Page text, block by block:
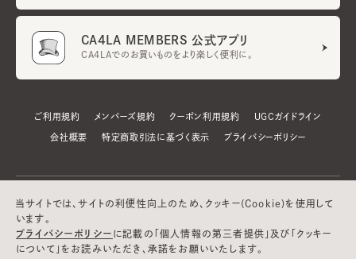
CA4LA MEMBERS 公式アプリ
CA4LAでのお買いものをより楽しく便利に。
ご利用規約 メンバーズ規約 クーポン利用規約 UGCガイドライン
会社概要 特定商取引法に基づく表示 プライバシーポリシー
当サイトでは、サイトの利便性向上のため、クッキー(Cookie)を使用して
います。
プライバシーポリシー に記載の「個人情報の第三者提供」及び「クッキー
について」をお読みいただき、承諾をお願いいたします。